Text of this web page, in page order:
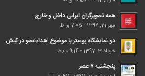
همه تصویرگران ایرانی داخل و خارج
مهر 21, 1397 - 7:05 ق.ظ
دو نمایشگاه پوستر با موضوع اهداء‌عضو در کیش
خرداد 3, 1397 - 9:14 ب.ظ
پنجشنبه ۷ عصر